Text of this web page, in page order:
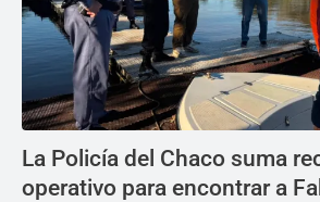
La Policía del Chaco suma
operativo para encontrar a